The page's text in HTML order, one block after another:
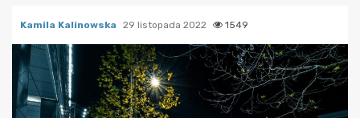
Kamila Kalinowska 29 listopada 2022 1549